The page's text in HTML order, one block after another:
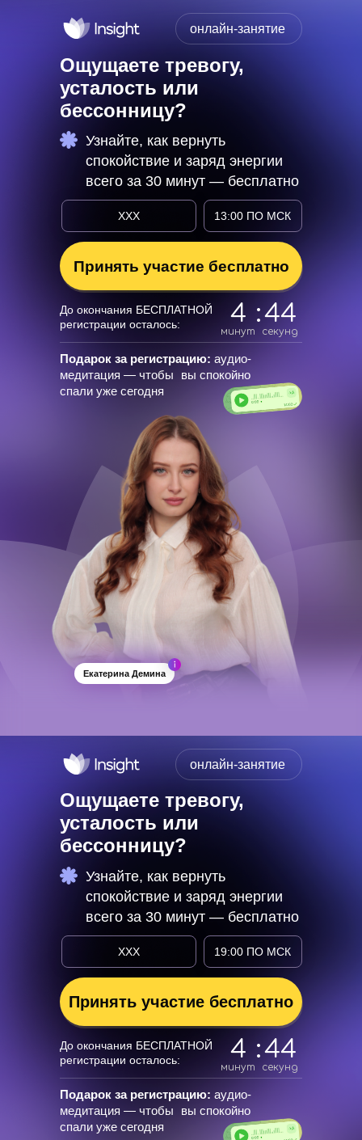
XXX 13:00 ПО МСК
онлайн-занятие
Узнайте, как вернуть
спокойствие и заряд энергии
всего за 30 минут — бесплатно
Ощущаете тревогу,
усталость или
бессонницу?
Принять участие бесплатно
Подарок за регистрацию: аудио-
медитация — чтобы вы спокойно
спали уже сегодня
До окончания БЕСПЛАТНОЙ
регистрации осталось:
Екатерина Демина
4
минут
:42
секунд
XXX 19:00 ПО МСК
онлайн-занятие
Узнайте, как вернуть
спокойствие и заряд энергии
всего за 30 минут — бесплатно
Ощущаете тревогу,
усталость или
бессонницу?
Принять участие бесплатно
Подарок за регистрацию: аудио-
медитация — чтобы вы спокойно
спали уже сегодня
До окончания БЕСПЛАТНОЙ
регистрации осталось:
4
минут
:42
секунд